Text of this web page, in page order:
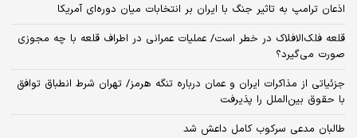
اذعان ترامپ به تاثیر جنگ با ایران بر انتخابات میان دوره‌ای آمریکا
قلعه فلک‌الافلاک در خطر است/ عملیات عمرانی در اطراف قلعه با چه مجوزی
صورت می‌گیرد؟
جزئیاتی از مذاکرات ایران و عمان درباره تنگه هرمز/ تهران شرط انطباق توافق
با حقوق بین‌الملل را پذیرفت
طالبان مدعی سرکوب کامل داعش شد